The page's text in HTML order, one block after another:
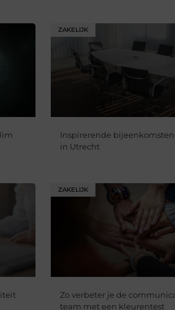
ZAKELIJK
Inspirerende
in Utrecht
ZAKELIJK
Zo verbeter je de
team met een kleurentest